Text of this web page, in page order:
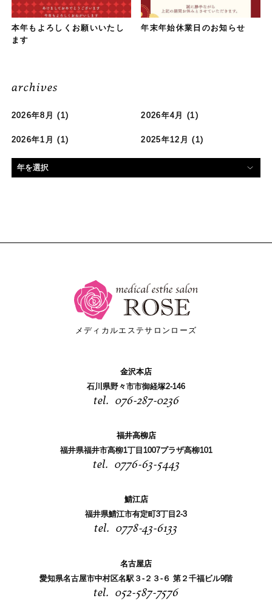
本年もよろしくお願いいたし
ます
年末年始休業日のお知らせ
archives
2026年8月 (1) 2026年4月 (1)
2026年1月 (1) 2025年12月 (1)
メディカルエステサロンローズ
金沢本店
石川県野々市市御経塚2-146
076-287-0236
福井高柳店
福井県福井市高柳1丁目1007プラザ高柳101
0776-63-5443
鯖江店
福井県鯖江市有定町3丁目2-3
0778-43-6133
名古屋店
愛知県名古屋市中村区名駅３-２３-６ 第２千福ビル9階
052-587-7576